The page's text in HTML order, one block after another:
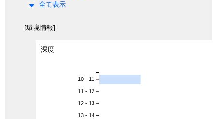
全て表示
[環境情報]
深度
10 - 11
11 - 12
12 - 13
13 - 14